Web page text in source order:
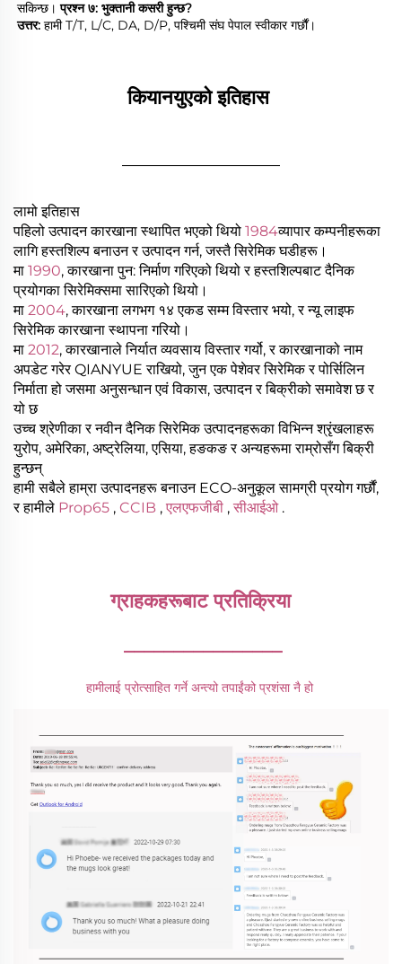
सकिन्छ। प्रश्न ७: भुक्तानी कसरी हुन्छ?
उत्तर: हामी T/T, L/C, DA, D/P, पश्चिमी संघ पेपाल स्वीकार गर्छौं।
कियानयुएको इतिहास
लामो इतिहास
पहिलो उत्पादन कारखाना स्थापित भएको थियो 1984व्यापार कम्पनीहरूका
लागि हस्तशिल्प बनाउन र उत्पादन गर्न, जस्तै सिरेमिक घडीहरू।
मा 1990, कारखाना पुन: निर्माण गरिएको थियो र हस्तशिल्पबाट दैनिक
प्रयोगका सिरेमिक्समा सारिएको थियो।
मा 2004, कारखाना लगभग १४ एकड सम्म विस्तार भयो, र न्यू लाइफ
सिरेमिक कारखाना स्थापना गरियो।
मा 2012, कारखानाले निर्यात व्यवसाय विस्तार गर्यो, र कारखानाको नाम
अपडेट गरेर QIANYUE राखियो, जुन एक पेशेवर सिरेमिक र पोर्सिलिन
निर्माता हो जसमा अनुसन्धान एवं विकास, उत्पादन र बिक्रीको समावेश छ र
यो छ
उच्च श्रेणीका र नवीन दैनिक सिरेमिक उत्पादनहरूका विभिन्न श्रृंखलाहरू
युरोप, अमेरिका, अष्ट्रेलिया, एसिया, हङकङ र अन्यहरूमा राम्रोसँग बिक्री
हुन्छन्
हामी सबैले हाम्रा उत्पादनहरू बनाउन ECO-अनुकूल सामग्री प्रयोग गर्छौं,
र हामीले Prop65 , CCIB , एलएफजीबी , सीआईओ .
ग्राहकहरूबाट प्रतिक्रिया
________________
हामीलाई प्रोत्साहित गर्ने अन्त्यो तपाईंको प्रशंसा नै हो